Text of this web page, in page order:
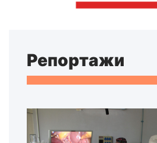
Репортажи